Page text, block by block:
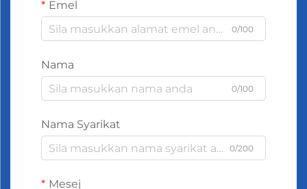
Emel
0/100
Nama
0/100
Nama Syarikat
0/200
Mesej